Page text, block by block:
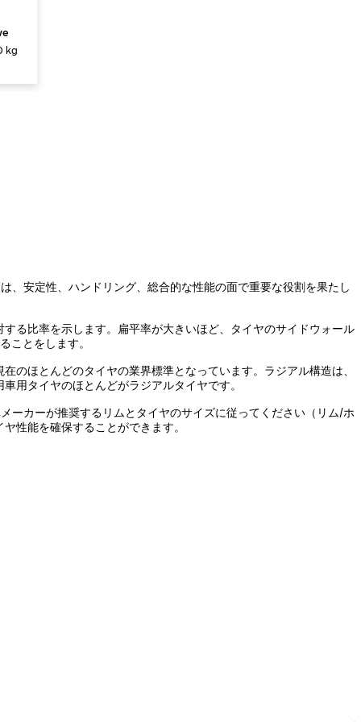
kg
、安定性、ハンドリング、総合的な性能の面で重要な役割を果たし
る比率を示します。扁平率が大きいほど、タイヤのサイドウォール
ことをします。
のほとんどのタイヤの業界標準となっています。ラジアル構造は、
用タイヤのほとんどがラジアルタイヤです。
ーカーが推奨するリムとタイヤのサイズに従ってください（リム/ホ
性能を確保することができます。